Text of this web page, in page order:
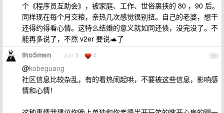
个《程序员互助会》，被家庭、工作、世俗裹挟的 80 ，90 后。
同样现在每个月交粮，亲热几次感觉很别扭。自己的老婆，想干
还得约得看心情。这特么结婚的意义就如同还债，没完没了。不
能再多说了，不然 v2er 要说🐢了
95
9to5men Jun 3 4
@kobeguang
社区信息比较杂乱，有的看热闹起哄，不要被这些信息，影响感
情和心情！